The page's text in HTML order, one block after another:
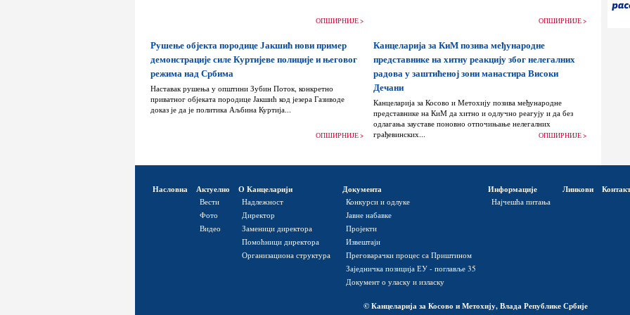
ОПШИРНИЈЕ > ОПШИРНИЈЕ >
Рушење објекта породице Јакшић нови пример
демонстрације силе Куртијеве полиције и његовог
режима над Србима
Наставак рушења у општини Зубин Поток, конкретно
приватног објеката породице Јакшић код језера Газиводе
доказ је да је политика Аљбина Куртија...
ОПШИРНИЈЕ >
Канцеларија за КиМ позива међународне
представнике на хитну реакцију због нелегалних
радова у заштићеној зони манастира Високи
Дечани
Канцеларија за Косово и Метохију позива међународне
представнике на КиМ да хитно и одлучно реагују и да без
одлагања зауставе поновно отпочињање нелегалних
грађевинских...
ОПШИРНИЈЕ >
Насловна Актуелно
Вести
Фото
Видео
О Канцеларији
Надлежност
Директор
Заменици директора
Помоћници директора
Организациона структура
Документа
Конкурси и одлуке
Јавне набавке
Пројекти
Извештаји
Преговарачки процес са Приштином
Заједничка позиција ЕУ - поглавље 35
Документ о уласку и изласку
Информације
Најчешћа питања
Линкови
© Канцеларија за Косово и Метохију, Влада Републике Србије